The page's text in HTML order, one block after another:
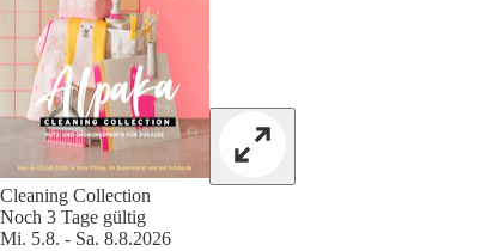
Cleaning Collection
Noch 3 Tage gültig
Mi. 5.8. - Sa. 8.8.2026